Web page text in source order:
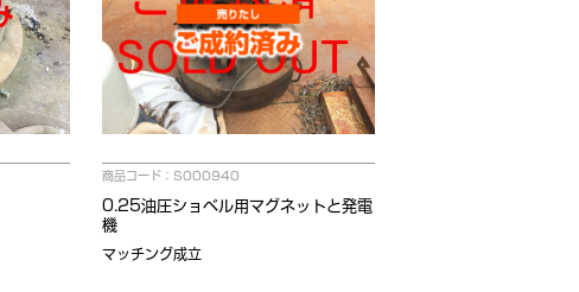
商品コード：S000940
0.25油圧ショベル用マグネットと発電
機
マッチング成立